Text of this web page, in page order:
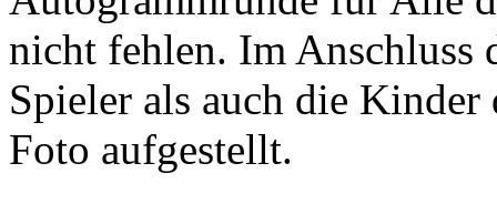
nicht fehlen. Im Anschluss
Spieler als auch die Kinder
Foto aufgestellt.